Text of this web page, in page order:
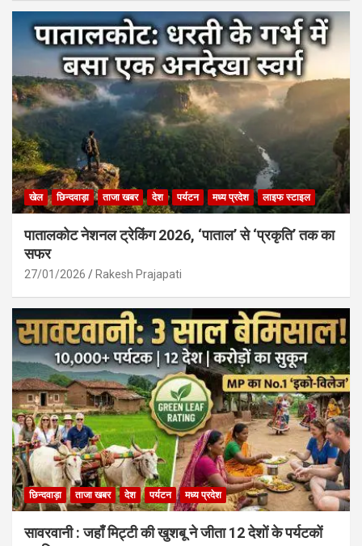
खेल छिन्दवाड़ा ताजा खबर देश पर्यटन मध्य प्रदेश लाइफ स्टाइल
पातालकोट नेशनल ट्रेकिंग 2026, ‘पाताल’ से ‘प्रकृति’ तक का
सफर
27/01/2026 Rakesh Prajapati
छिन्दवाड़ा ताजा खबर देश पर्यटन मध्य प्रदेश
सावरवानी : जहाँ मिट्टी की खुशबू ने जीता 12 देशों के पर्यटकों